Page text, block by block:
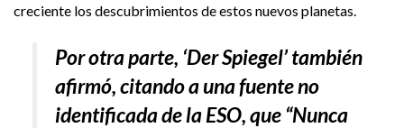
creciente los descubrimientos de estos nuevos planetas.
Por otra parte, ‘Der Spiegel’ también
afirmó, citando a una fuente no
identificada de la ESO, que “Nunca